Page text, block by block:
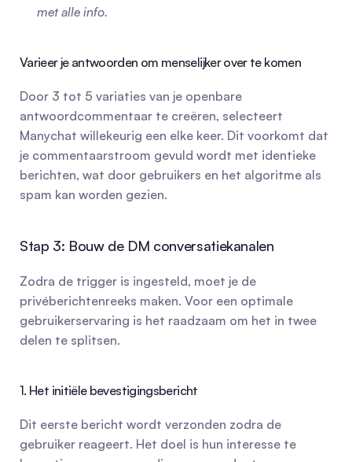
met alle info.
Varieer je antwoorden om menselijker over te komen
Door 3 tot 5 variaties van je openbare
antwoordcommentaar te creëren, selecteert
Manychat willekeurig een elke keer. Dit voorkomt dat
je commentaarstroom gevuld wordt met identieke
berichten, wat door gebruikers en het algoritme als
spam kan worden gezien.
Stap 3: Bouw de DM conversatiekanalen
Zodra de trigger is ingesteld, moet je de
privéberichtenreeks maken. Voor een optimale
gebruikerservaring is het raadzaam om het in twee
delen te splitsen.
1. Het initiële bevestigingsbericht
Dit eerste bericht wordt verzonden zodra de
gebruiker reageert. Het doel is hun interesse te